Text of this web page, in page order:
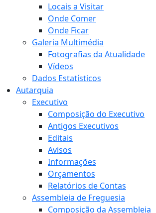
Locais a Visitar
Onde Comer
Onde Ficar
Galeria Multimédia
Fotografias da Atualidade
Vídeos
Dados Estatísticos
Autarquia
Executivo
Composição do Executivo
Antigos Executivos
Editais
Avisos
Informações
Orçamentos
Relatórios de Contas
Assembleia de Freguesia
Composição da Assembleia